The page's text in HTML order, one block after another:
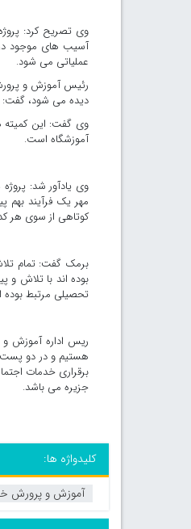
وی تصریح کرد:
آسیب های موجود در
عملیاتی می شود.
رئیس آموزش و
دیده می شود، گفت:
وی گفت: این کمیته
آموزشگاه است.
وی یادآور شد:
مهر یک فرآیند بهم
کوتاهی از سوی هر
برمک گفت: تمام
تحصیلی مرتبط بوده
ریس اداره آموزش و
هستیم و در دو پست
جزیره می باشد.
کلیدواژه ها:
آموزش و پرورش